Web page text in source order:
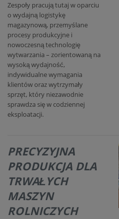
Zespoły pracują tutaj w oparciu
o wydajną logistykę
magazynową, przemyślane
procesy produkcyjne i
nowoczesną technologię
wytwarzania – zorientowaną na
wysoką wydajność,
indywidualne wymagania
klientów oraz wytrzymały
sprzęt, który niezawodnie
sprawdza się w codziennej
eksploatacji.
PRECYZYJNA
PRODUKCJA DLA
TRWAŁYCH
MASZYN
ROLNICZYCH